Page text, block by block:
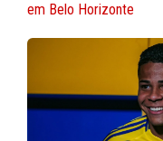
em Belo Horizonte